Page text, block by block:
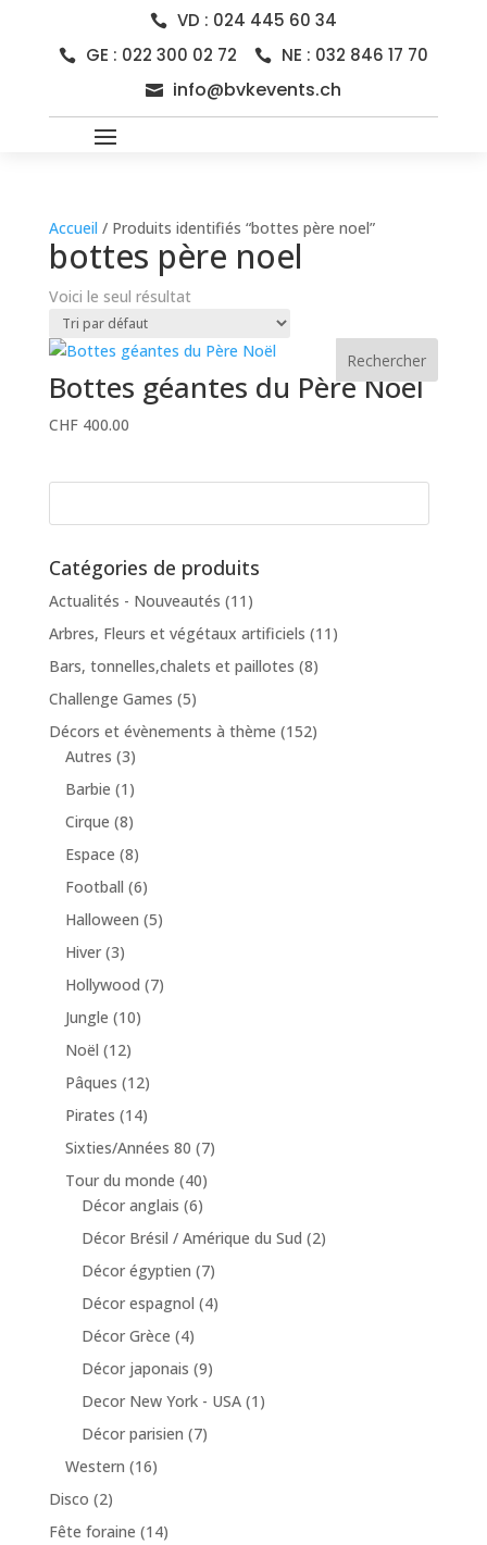
 VD : 024 445 60 34
 GE : 022 300 02 72  NE : 032 846 17 70
 info@bvkevents.ch
Accueil / Produits identifiés “bottes père noel”
bottes père noel
Voici le seul résultat
Bottes géantes du Père Noël
CHF400.00
Rechercher
Catégories de produits
Actualités - Nouveautés (11)
Arbres, Fleurs et végétaux artificiels (11)
Bars, tonnelles,chalets et paillotes (8)
Challenge Games (5)
Décors et évènements à thème (152)
Autres (3)
Barbie (1)
Cirque (8)
Espace (8)
Football (6)
Halloween (5)
Hiver (3)
Hollywood (7)
Jungle (10)
Noël (12)
Pâques (12)
Pirates (14)
Sixties/Années 80 (7)
Tour du monde (40)
Décor anglais (6)
Décor Brésil / Amérique du Sud (2)
Décor égyptien (7)
Décor espagnol (4)
Décor Grèce (4)
Décor japonais (9)
Decor New York - USA (1)
Décor parisien (7)
Western (16)
Disco (2)
Fête foraine (14)